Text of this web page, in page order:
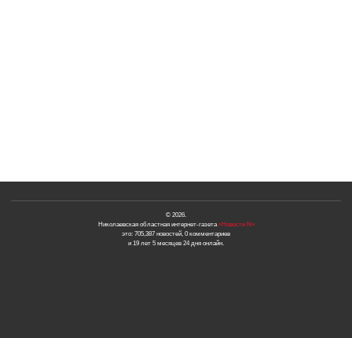
© 2026.
Николаевская областная интернет-газета«Новости N»
это: 705,387 новостей, 0 комментариев
и 19 лет 5 месяцев 24 дня онлайн.